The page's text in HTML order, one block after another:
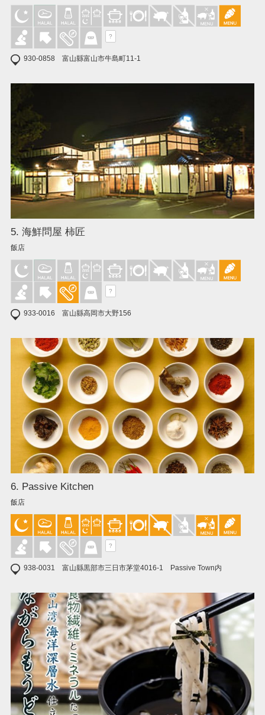
?
930-0858 富山縣富山市牛島町11-1
5. 海鮮問屋 柿匠
飯店
?
933-0016 富山縣高岡市大野156
6. Passive Kitchen
飯店
?
938-0031 富山縣黒部市三日市茅堂4016-1 Passive Town内